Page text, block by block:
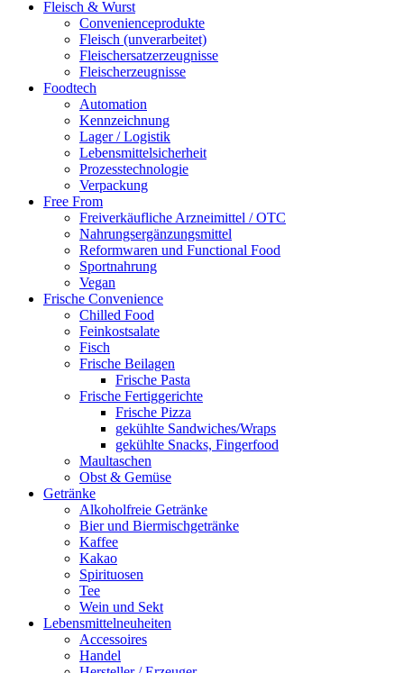
Fleisch & Wurst
Convenienceprodukte
Fleisch (unverarbeitet)
Fleischersatzerzeugnisse
Fleischerzeugnisse
Foodtech
Automation
Kennzeichnung
Lager / Logistik
Lebensmittelsicherheit
Prozesstechnologie
Verpackung
Free From
Freiverkäufliche Arzneimittel / OTC
Nahrungsergänzungsmittel
Reformwaren und Functional Food
Sportnahrung
Vegan
Frische Convenience
Chilled Food
Feinkostsalate
Fisch
Frische Beilagen
Frische Pasta
Frische Fertiggerichte
Frische Pizza
gekühlte Sandwiches/Wraps
gekühlte Snacks, Fingerfood
Maultaschen
Obst & Gemüse
Getränke
Alkoholfreie Getränke
Bier und Biermischgetränke
Kaffee
Kakao
Spirituosen
Tee
Wein und Sekt
Lebensmittelneuheiten
Accessoires
Handel